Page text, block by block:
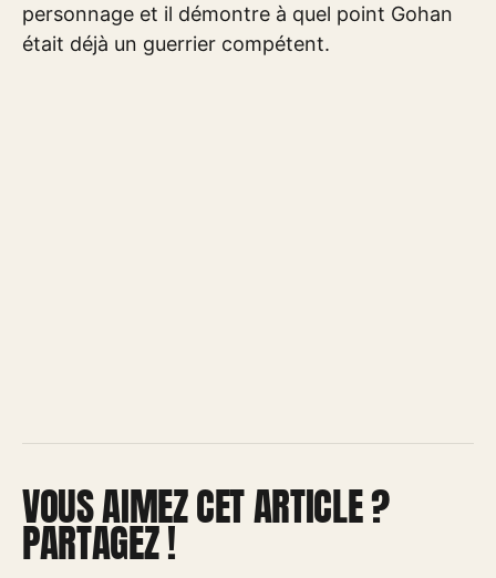
personnage et il démontre à quel point Gohan
était déjà un guerrier compétent.
VOUS AIMEZ CET ARTICLE ?
PARTAGEZ !